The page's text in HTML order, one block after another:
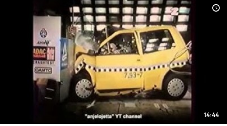
14:44